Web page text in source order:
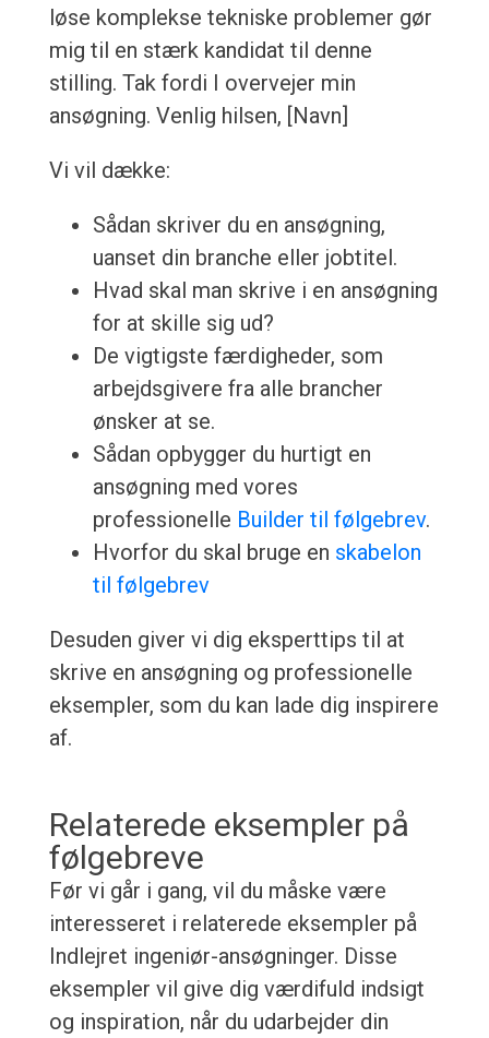
løse komplekse tekniske problemer gør
mig til en stærk kandidat til denne
stilling. Tak fordi I overvejer min
ansøgning. Venlig hilsen, [Navn]
Vi vil dække:
Sådan skriver du en ansøgning,
uanset din branche eller jobtitel.
Hvad skal man skrive i en ansøgning
for at skille sig ud?
De vigtigste færdigheder, som
arbejdsgivere fra alle brancher
ønsker at se.
Sådan opbygger du hurtigt en
ansøgning med vores
professionelle Builder til følgebrev.
Hvorfor du skal bruge en skabelon
til følgebrev
Desuden giver vi dig eksperttips til at
skrive en ansøgning og professionelle
eksempler, som du kan lade dig inspirere
af.
Relaterede eksempler på
følgebreve
Før vi går i gang, vil du måske være
interesseret i relaterede eksempler på
Indlejret ingeniør-ansøgninger. Disse
eksempler vil give dig værdifuld indsigt
og inspiration, når du udarbejder din